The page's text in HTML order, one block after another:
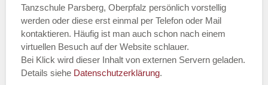
Tanzschule Parsberg, Oberpfalz persönlich vorstellig
werden oder diese erst einmal per Telefon oder Mail
kontaktieren. Häufig ist man auch schon nach einem
virtuellen Besuch auf der Website schlauer.
Bei Klick wird dieser Inhalt von externen Servern geladen.
Details siehe Datenschutzerklärung.